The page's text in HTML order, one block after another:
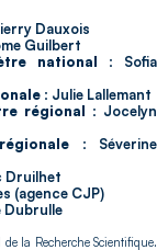
Dauxois
Guilbert
national : Sofia
: Julie Lallemant
régional : Jocelyn
: Séverine
Druilhet
(agence CJP)
Dubrulle
la Recherche Scientifique.